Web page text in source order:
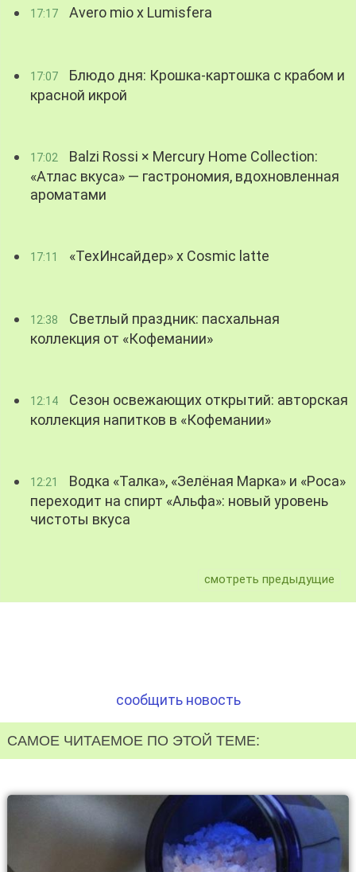
17:17 Avero mio x Lumisfera
17:07
Блюдо дня: Крошка-картошка с крабом и
красной икрой
17:02
Balzi Rossi × Mercury Home Collection:
«Атлас вкуса» — гастрономия, вдохновленная
ароматами
17:11 «ТехИнсайдер» х Cosmic latte
12:38
Светлый праздник: пасхальная
коллекция от «Кофемании»
12:14
Сезон освежающих открытий: авторская
коллекция напитков в «Кофемании»
12:21
Водка «Талка», «Зелёная Марка» и «Роса»
переходит на спирт «Альфа»: новый уровень
чистоты вкуса
смотреть предыдущие
сообщить новость
САМОЕ ЧИТАЕМОЕ ПО ЭТОЙ ТЕМЕ: